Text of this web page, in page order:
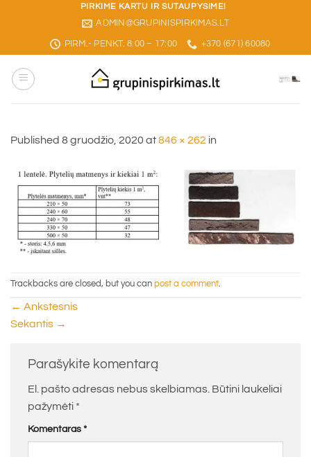
PIRKIME KARTU IR SUTAUPYSIME!
ADMIN@GRUPINISPIRKIMAS.LT
PIRM.- PENKT. 8:00 – 17:00 +370 (671) 60080
Published 8 gruodžio, 2020 at846 × 262 in
Trackbacks are closed, but you can post a comment.
← Ankstesnis
Sekantis →
Parašykite komentarą
El. pašto adresas nebus skelbiamas. Būtini laukeliai
pažymėti *
Komentaras *